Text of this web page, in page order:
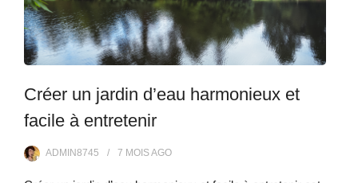
Créer un jardin d’eau harmonieux et
facile à entretenir
ADMIN8745 7 MOISAGO